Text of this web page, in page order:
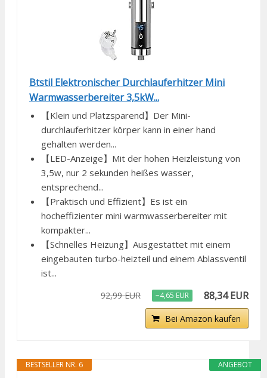
Btstil Elektronischer Durchlauferhitzer Mini
Warmwasserbereiter 3,5kW...
【Klein und Platzsparend】Der Mini-
durchlauferhitzer körper kann in einer hand
gehalten werden...
【LED-Anzeige】Mit der hohen Heizleistung von
3,5w, nur 2 sekunden heißes wasser,
entsprechend...
【Praktisch und Effizient】Es ist ein
hocheffizienter mini warmwasserbereiter mit
kompakter...
【Schnelles Heizung】Ausgestattet mit einem
eingebauten turbo-heizteil und einem Ablassventil
ist...
92,99 EUR −4,65 EUR 88,34 EUR
Bei Amazon kaufen
ANGEBOT
BESTSELLER NR. 6